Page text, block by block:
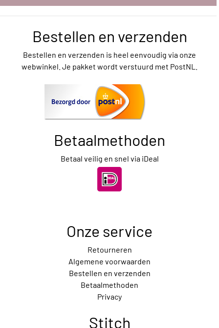
Bestellen en verzenden
Bestellen en verzenden is heel eenvoudig via onze
webwinkel. Je pakket wordt verstuurd met PostNL.
Betaalmethoden
Betaal veilig en snel via iDeal
Onze service
Retourneren
Algemene voorwaarden
Bestellen en verzenden
Betaalmethoden
Privacy
Stitch